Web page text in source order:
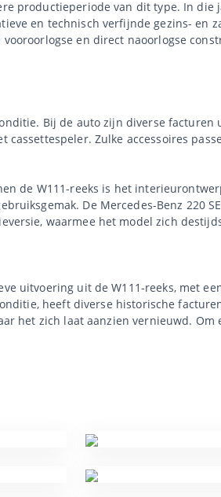
productieperiode van dit type. In
en technisch verfijnde gezins- en
en direct naoorlogse
Bij de auto zijn diverse
Zulke accessoires
de W111-reeks is het
De Mercedes-Benz 220
waarmee het model zich
uitvoering uit de W111-reeks, met
heeft diverse historische
het zich laat aanzien vernieuwd.